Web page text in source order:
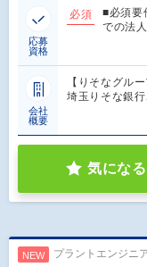
応募
資格
必須
■必須要
での法
会社
概要
【りそなグル
埼玉りそな銀
気になる
NEW プラントエンジニ